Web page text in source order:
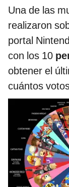
Una de las
realizaron
portal
con los 10
obtener el
cuántos